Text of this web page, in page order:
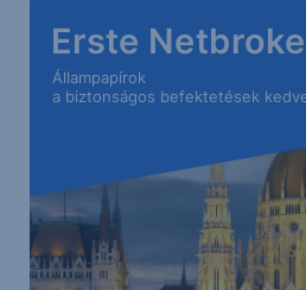
Erste
Állampapírok
a biztonságos befektetések